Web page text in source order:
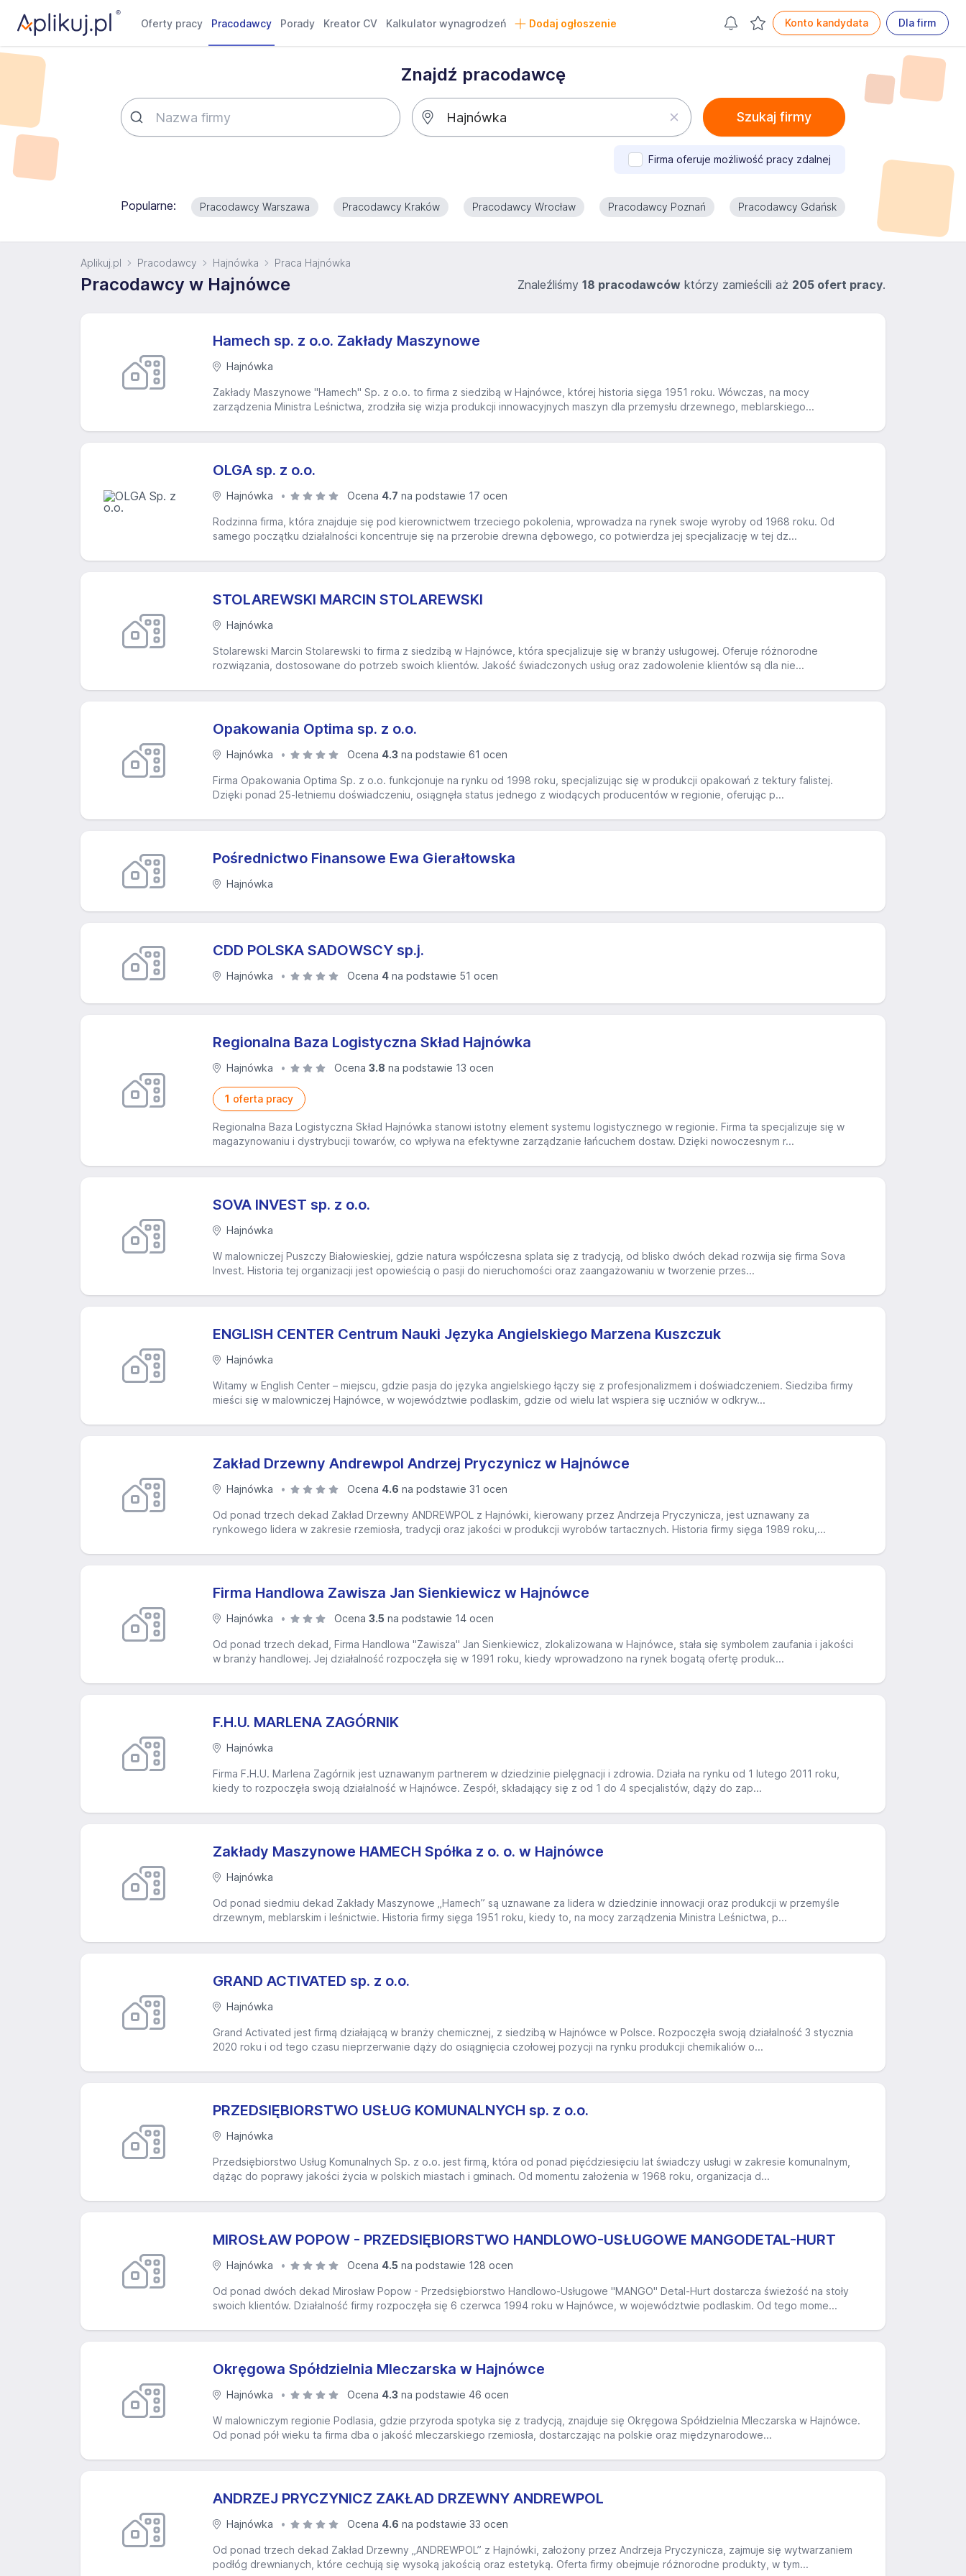
Oferty pracy Pracodawcy Porady Kreator CV Kalkulator wynagrodzeń Dodaj ogłoszenie Konto kandydata Dla firm
Znajdź pracodawcę
Szukaj firmy
Firma oferuje możliwość pracy zdalnej
Popularne: Pracodawcy Warszawa Pracodawcy Kraków Pracodawcy Wrocław Pracodawcy Poznań Pracodawcy Gdańsk
Aplikuj.pl Pracodawcy Hajnówka Praca Hajnówka
Pracodawcy w Hajnówce Znaleźliśmy 18 pracodawców którzy zamieścili aż 205 ofert pracy.
Hamech sp. z o.o. Zakłady Maszynowe
Hajnówka
Zakłady Maszynowe "Hamech" Sp. z o.o. to firma z siedzibą w Hajnówce, której historia sięga 1951 roku. Wówczas, na mocy
zarządzenia Ministra Leśnictwa, zrodziła się wizja produkcji innowacyjnych maszyn dla przemysłu drzewnego, meblarskiego...
OLGA sp. z o.o.
Hajnówka Ocena 4.7 na podstawie 17 ocen
Rodzinna firma, która znajduje się pod kierownictwem trzeciego pokolenia, wprowadza na rynek swoje wyroby od 1968 roku. Od
samego początku działalności koncentruje się na przerobie drewna dębowego, co potwierdza jej specjalizację w tej dz...
STOLAREWSKI MARCIN STOLAREWSKI
Hajnówka
Stolarewski Marcin Stolarewski to firma z siedzibą w Hajnówce, która specjalizuje się w branży usługowej. Oferuje różnorodne
rozwiązania, dostosowane do potrzeb swoich klientów. Jakość świadczonych usług oraz zadowolenie klientów są dla nie...
Opakowania Optima sp. z o.o.
Hajnówka Ocena 4.3 na podstawie 61 ocen
Firma Opakowania Optima Sp. z o.o. funkcjonuje na rynku od 1998 roku, specjalizując się w produkcji opakowań z tektury falistej.
Dzięki ponad 25-letniemu doświadczeniu, osiągnęła status jednego z wiodących producentów w regionie, oferując p...
Pośrednictwo Finansowe Ewa Gierałtowska
Hajnówka
CDD POLSKA SADOWSCY sp.j.
Hajnówka Ocena 4na podstawie 51 ocen
Regionalna Baza Logistyczna Skład Hajnówka
Hajnówka Ocena 3.8 na podstawie 13 ocen
1 oferta pracy
Regionalna Baza Logistyczna Skład Hajnówka stanowi istotny element systemu logistycznego w regionie. Firma ta specjalizuje się w
magazynowaniu i dystrybucji towarów, co wpływa na efektywne zarządzanie łańcuchem dostaw. Dzięki nowoczesnym r...
SOVA INVEST sp. z o.o.
Hajnówka
W malowniczej Puszczy Białowieskiej, gdzie natura współczesna splata się z tradycją, od blisko dwóch dekad rozwija się firma Sova
Invest. Historia tej organizacji jest opowieścią o pasji do nieruchomości oraz zaangażowaniu w tworzenie przes...
ENGLISH CENTER Centrum Nauki Języka Angielskiego Marzena Kuszczuk
Hajnówka
Witamy w English Center – miejscu, gdzie pasja do języka angielskiego łączy się z profesjonalizmem i doświadczeniem. Siedziba firmy
mieści się w malowniczej Hajnówce, w województwie podlaskim, gdzie od wielu lat wspiera się uczniów w odkryw...
Zakład Drzewny Andrewpol Andrzej Pryczynicz w Hajnówce
Hajnówka Ocena 4.6 na podstawie 31 ocen
Od ponad trzech dekad Zakład Drzewny ANDREWPOL z Hajnówki, kierowany przez Andrzeja Pryczynicza, jest uznawany za
rynkowego lidera w zakresie rzemiosła, tradycji oraz jakości w produkcji wyrobów tartacznych. Historia firmy sięga 1989 roku,...
Firma Handlowa Zawisza Jan Sienkiewicz w Hajnówce
Hajnówka Ocena 3.5 na podstawie 14 ocen
Od ponad trzech dekad, Firma Handlowa "Zawisza" Jan Sienkiewicz, zlokalizowana w Hajnówce, stała się symbolem zaufania i jakości
w branży handlowej. Jej działalność rozpoczęła się w 1991 roku, kiedy wprowadzono na rynek bogatą ofertę produk...
F.H.U. MARLENA ZAGÓRNIK
Hajnówka
Firma F.H.U. Marlena Zagórnik jest uznawanym partnerem w dziedzinie pielęgnacji i zdrowia. Działa na rynku od 1 lutego 2011 roku,
kiedy to rozpoczęła swoją działalność w Hajnówce. Zespół, składający się z od 1 do 4 specjalistów, dąży do zap...
Zakłady Maszynowe HAMECH Spółka z o. o. w Hajnówce
Hajnówka
Od ponad siedmiu dekad Zakłady Maszynowe „Hamech” są uznawane za lidera w dziedzinie innowacji oraz produkcji w przemyśle
drzewnym, meblarskim i leśnictwie. Historia firmy sięga 1951 roku, kiedy to, na mocy zarządzenia Ministra Leśnictwa, p...
GRAND ACTIVATED sp. z o.o.
Hajnówka
Grand Activated jest firmą działającą w branży chemicznej, z siedzibą w Hajnówce w Polsce. Rozpoczęła swoją działalność 3 stycznia
2020 roku i od tego czasu nieprzerwanie dąży do osiągnięcia czołowej pozycji na rynku produkcji chemikaliów o...
PRZEDSIĘBIORSTWO USŁUG KOMUNALNYCH sp. z o.o.
Hajnówka
Przedsiębiorstwo Usług Komunalnych Sp. z o.o. jest firmą, która od ponad pięćdziesięciu lat świadczy usługi w zakresie komunalnym,
dążąc do poprawy jakości życia w polskich miastach i gminach. Od momentu założenia w 1968 roku, organizacja d...
MIROSŁAW POPOW - PRZEDSIĘBIORSTWO HANDLOWO-USŁUGOWE MANGODETAL-HURT
Hajnówka Ocena 4.5 na podstawie 128 ocen
Od ponad dwóch dekad Mirosław Popow - Przedsiębiorstwo Handlowo-Usługowe "MANGO" Detal-Hurt dostarcza świeżość na stoły
swoich klientów. Działalność firmy rozpoczęła się 6 czerwca 1994 roku w Hajnówce, w województwie podlaskim. Od tego mome...
Okręgowa Spółdzielnia Mleczarska w Hajnówce
Hajnówka Ocena 4.3 na podstawie 46 ocen
W malowniczym regionie Podlasia, gdzie przyroda spotyka się z tradycją, znajduje się Okręgowa Spółdzielnia Mleczarska w Hajnówce.
Od ponad pół wieku ta firma dba o jakość mleczarskiego rzemiosła, dostarczając na polskie oraz międzynarodowe...
ANDRZEJ PRYCZYNICZ ZAKŁAD DRZEWNY ANDREWPOL
Hajnówka Ocena 4.6 na podstawie 33 ocen
Od ponad trzech dekad Zakład Drzewny „ANDREWPOL” z Hajnówki, założony przez Andrzeja Pryczynicza, zajmuje się wytwarzaniem
podłóg drewnianych, które cechują się wysoką jakością oraz estetyką. Oferta firmy obejmuje różnorodne produkty, w tym...